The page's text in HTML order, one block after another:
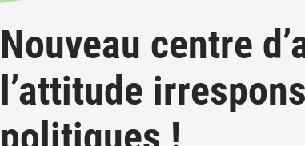
Nouveau centre
l’attitude